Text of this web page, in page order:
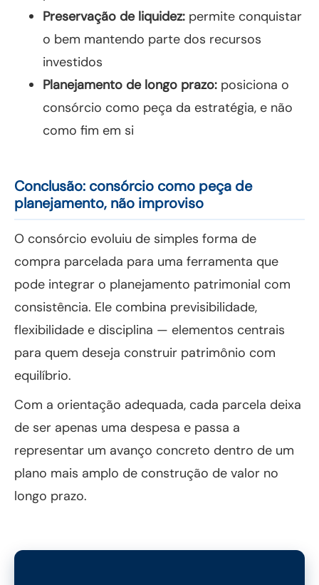
Preservação de liquidez: permite conquistar
o bem mantendo parte dos recursos
investidos
Planejamento de longo prazo: posiciona o
consórcio como peça da estratégia, e não
como fim em si
Conclusão: consórcio como peça de
planejamento, não improviso
O consórcio evoluiu de simples forma de
compra parcelada para uma ferramenta que
pode integrar o planejamento patrimonial com
consistência. Ele combina previsibilidade,
flexibilidade e disciplina — elementos centrais
para quem deseja construir patrimônio com
equilíbrio.
Com a orientação adequada, cada parcela deixa
de ser apenas uma despesa e passa a
representar um avanço concreto dentro de um
plano mais amplo de construção de valor no
longo prazo.